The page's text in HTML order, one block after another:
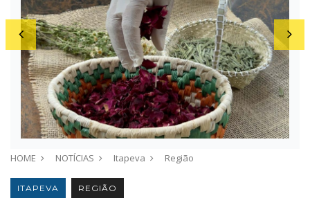
HOME NOTÍCIAS Itapeva Região
ITAPEVA REGIÃO